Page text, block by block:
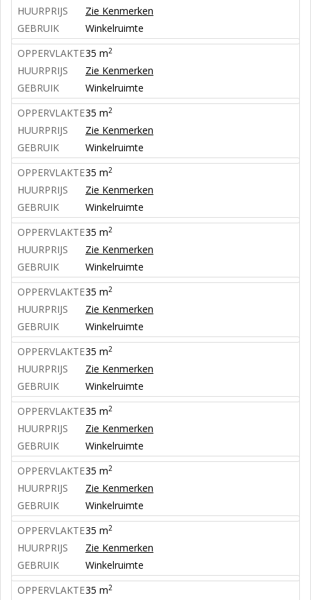
HUURPRIJS
Zie Kenmerken
GEBRUIK
Winkelruimte
OPPERVLAKTE35 m2
HUURPRIJS
Zie Kenmerken
GEBRUIK
Winkelruimte
OPPERVLAKTE35 m2
HUURPRIJS
Zie Kenmerken
GEBRUIK
Winkelruimte
OPPERVLAKTE35 m2
HUURPRIJS
Zie Kenmerken
GEBRUIK
Winkelruimte
OPPERVLAKTE35 m2
HUURPRIJS
Zie Kenmerken
GEBRUIK
Winkelruimte
OPPERVLAKTE35 m2
HUURPRIJS
Zie Kenmerken
GEBRUIK
Winkelruimte
OPPERVLAKTE35 m2
HUURPRIJS
Zie Kenmerken
GEBRUIK
Winkelruimte
OPPERVLAKTE35 m2
HUURPRIJS
Zie Kenmerken
GEBRUIK
Winkelruimte
OPPERVLAKTE35 m2
HUURPRIJS
Zie Kenmerken
GEBRUIK
Winkelruimte
OPPERVLAKTE35 m2
HUURPRIJS
Zie Kenmerken
GEBRUIK
Winkelruimte
OPPERVLAKTE35 m2